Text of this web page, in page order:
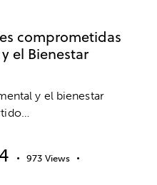
comprometidas
el Bienestar
y el bienestar
973 Views